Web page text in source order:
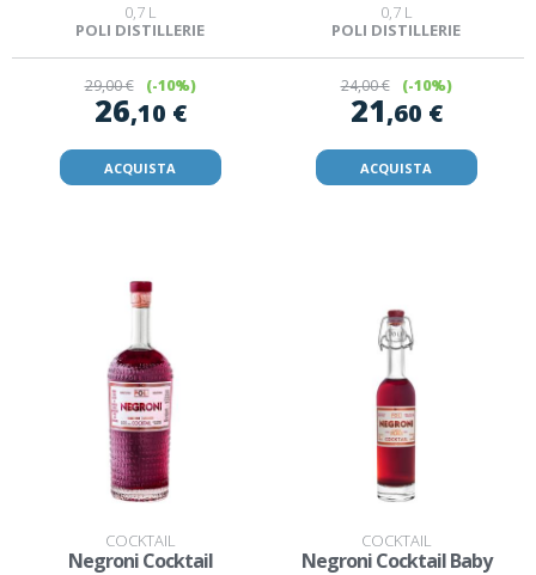
0,7 L
POLI DISTILLERIE
29,00 € (-10%)
26,10 €
ACQUISTA
0,7 L
POLI DISTILLERIE
24,00 € (-10%)
21,60 €
ACQUISTA
COCKTAIL
Negroni Cocktail
COCKTAIL
Negroni Cocktail Baby